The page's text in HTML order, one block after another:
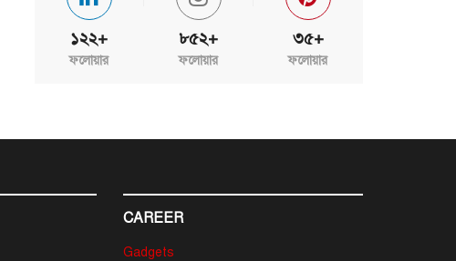
১২২+
ফলোয়ার
৮৫২+
ফলোয়ার
৩৫+
ফলোয়ার
CAREER
Gadgets